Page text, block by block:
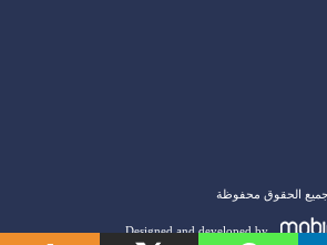
جميع الحقوق محفوظة
Designed and developed by